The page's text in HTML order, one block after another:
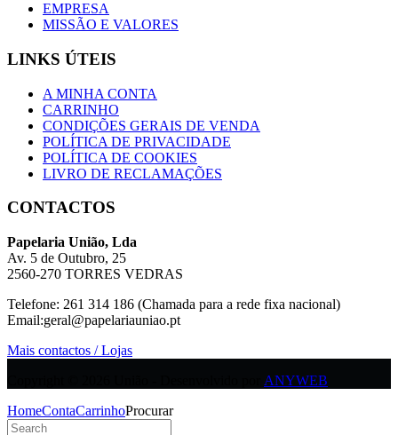
EMPRESA
MISSÃO E VALORES
LINKS ÚTEIS
A MINHA CONTA
CARRINHO
CONDIÇÕES GERAIS DE VENDA
POLÍTICA DE PRIVACIDADE
POLÍTICA DE COOKIES
LIVRO DE RECLAMAÇÕES
CONTACTOS
Papelaria União, Lda
Av. 5 de Outubro, 25
2560-270 TORRES VEDRAS
Telefone: 261 314 186 (Chamada para a rede fixa nacional)
Email:geral@papelariauniao.pt
Mais contactos / Lojas
ANYWEB
HomeContaCarrinhoProcurar